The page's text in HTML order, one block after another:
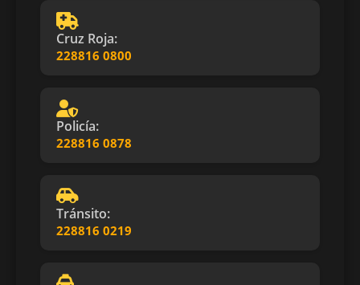
Cruz Roja:
228816 0800
Policía:
228816 0878
Tránsito:
228816 0219